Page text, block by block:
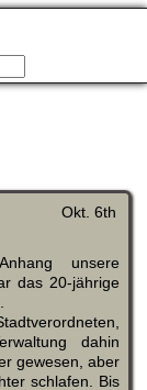
Okt. 6th
unsere
das 20-jährige
dahin
gewesen, aber
schlafen. Bis